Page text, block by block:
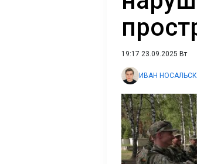
19:17 23.09.2025 Вт
ИВАН